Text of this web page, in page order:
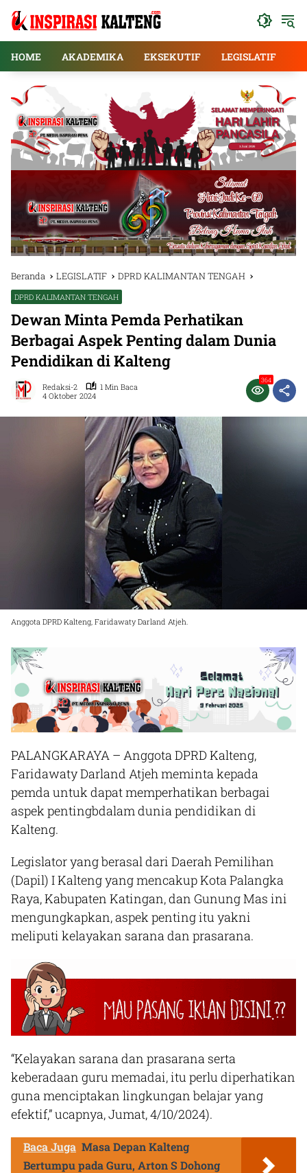
HOME
AKADEMIKA EKSEKUTIF LEGISLATIF
Beranda LEGISLATIF DPRD KALIMANTAN TENGAH
DPRD KALIMANTAN TENGAH
Dewan Minta Pemda Perhatikan
Berbagai Aspek Penting dalam Dunia
Pendidikan di Kalteng
Redaksi-2
1 Min Baca
4 Oktober 2024
364
Anggota DPRD Kalteng, Faridawaty Darland Atjeh.
PALANGKARAYA – Anggota DPRD Kalteng,
Faridawaty Darland Atjeh meminta kepada
pemda untuk dapat memperhatikan berbagai
aspek pentingbdalam dunia pendidikan di
Kalteng.
Legislator yang berasal dari Daerah Pemilihan
(Dapil) I Kalteng yang mencakup Kota Palangka
Raya, Kabupaten Katingan, dan Gunung Mas ini
mengungkapkan, aspek penting itu yakni
meliputi kelayakan sarana dan prasarana.
“Kelayakan sarana dan prasarana serta
keberadaan guru memadai, itu perlu diperhatikan
guna menciptakan lingkungan belajar yang
efektif,” ucapnya, Jumat, 4/10/2024).
Baca Juga Masa Depan Kalteng
Bertumpu pada Guru, Arton S Dohong